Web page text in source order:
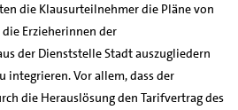
die Klausurteilnehmer die Pläne von
Erzieherinnen der
der Dienststelle Stadt auszugliedern
integrieren. Vor allem, dass der
die Herauslösung den Tarifvertrag des